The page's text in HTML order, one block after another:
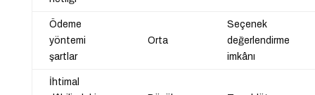
Ödeme
yöntemi
şartlar
Orta
Seçenek
değerlendirme
imkânı
İhtimal